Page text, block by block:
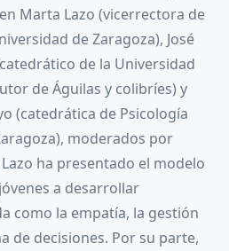
Marta Lazo (vicerrectora de
de Zaragoza), José
de la Universidad
de Águilas y colibríes) y
(catedrática de Psicología
moderados por
ha presentado el modelo
a desarrollar
como la empatía, la gestión
de decisiones. Por su parte,